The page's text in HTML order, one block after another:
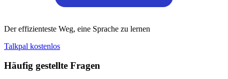
Der effizienteste Weg, eine Sprache zu lernen
Talkpal kostenlos
Häufig gestellte Fragen